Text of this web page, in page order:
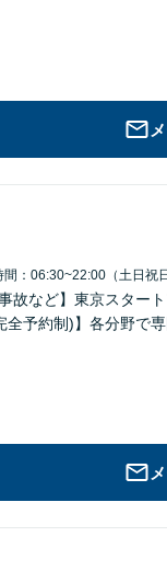
間：06:30~22:00（土日祝日
故など】東京スター
予約制)】各分野で